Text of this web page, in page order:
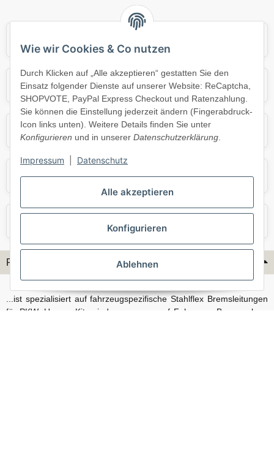
Alle akzeptieren
Konfigurieren
Ablehnen
Wie wir Cookies & Co nutzen
Durch Klicken auf „Alle akzeptieren“ gestatten Sie den
Einsatz folgender Dienste auf unserer Website: ReCaptcha,
SHOPVOTE, PayPal Express Checkout und Ratenzahlung.
Sie können die Einstellung jederzeit ändern (Fingerabdruck-
Icon links unten). Weitere Details finden Sie unter
Konfigurieren und in unserer Datenschutzerklärung.
Impressum Datenschutz
Mercedes Mini
Opel Porsche
Skoda Smart
Flex-Hydraulik...
...ist spezialisiert auf fahrzeugspezifische Stahlflex Bremsleitungen
für PKW. Unsere Kits sind passgenau auf Fahrzeug, Bremsanlage